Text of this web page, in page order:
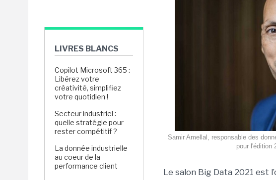
LIVRES BLANCS
Copilot Microsoft 365 :
Libérez votre
créativité, simplifiez
votre quotidien !
Secteur industriel :
quelle stratégie pour
rester compétitif ?
La donnée industrielle
au coeur de la
performance client
Samir Amellal, responsable des
pour l'édition
Le salon Big Data 2021 est